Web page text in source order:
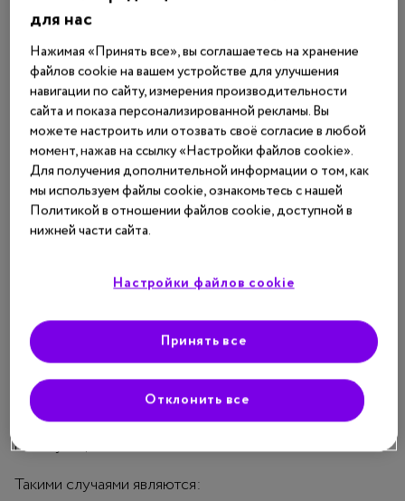
рисках, связанных с вмешательством;
предполагаемом результате;
возможных последствиях, в том числе
неблагоприятных, рекомендациях;
ограничениях на период восстановления, если
принято решение о проведении вмешательства.
Лечение без согласия пациента
Решения по поводу проведения любых лечебно-
детям и подросткам моложе 15 лет принимают их
родители или иные законные опекуны. Однако в ряде
случаев
лечение пациента старше 15 лет также
возможно без его согласия. Даже информированный
отказ не будет являться препятствием для
проведения любых необходимых медицинских
манипуляций.
Такими случаями являются:
для нас
Нажимая «Принять все», вы соглашаетесь на хранение
файлов cookie на вашем устройстве для улучшения
навигации по сайту, измерения производительности
сайта и показа персонализированной рекламы. Вы
можете настроить или отозвать своё согласие в любой
момент, нажав на ссылку «Настройки файлов cookie».
Для получения дополнительной информации о том, как
мы используем файлы cookie, ознакомьтесь с нашей
Политикой в отношении файлов cookie, доступной в
нижней части сайта.
Настройки файлов cookie
Отклонить все
Принять все